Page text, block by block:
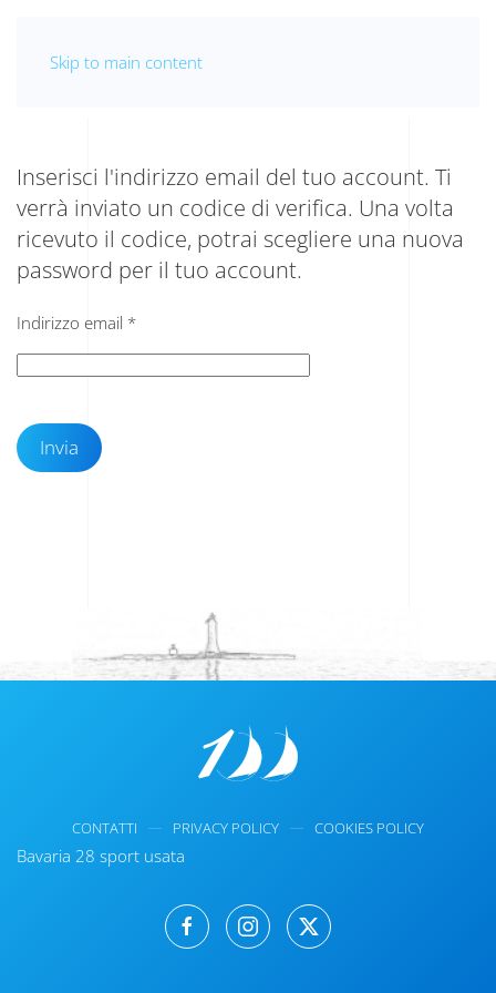
Skip to main content
Inserisci l'indirizzo email del tuo account. Ti
verrà inviato un codice di verifica. Una volta
ricevuto il codice, potrai scegliere una nuova
password per il tuo account.
Indirizzo email *
Invia
CONTATTI PRIVACY POLICY COOKIES POLICY
Bavaria 28 sport usata